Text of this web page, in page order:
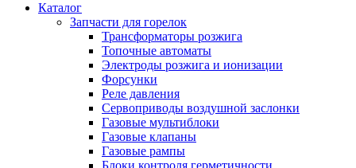
Каталог
Запчасти для горелок
Трансформаторы розжига
Топочные автоматы
Электроды розжига и ионизации
Форсунки
Реле давления
Сервоприводы воздушной заслонки
Газовые мультиблоки
Газовые клапаны
Газовые рампы
Блоки контроля герметичности